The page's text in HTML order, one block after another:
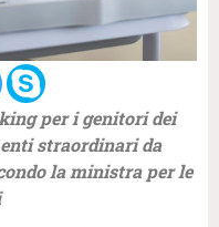
per i genitori dei
straordinari da
la ministra per le